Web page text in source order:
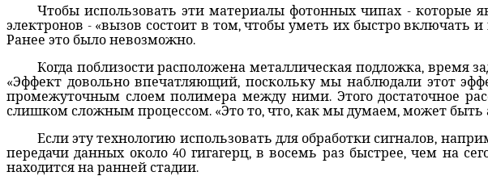
Чтобы использовать эти материалы фотонных чипах - которые
электронов - «вызов состоит в том, чтобы уметь их быстро включать и
Ранее это было невозможно.
Когда поблизости расположена металлическая подложка, время
«Эффект довольно впечатляющий, поскольку мы наблюдали этот
промежуточным слоем полимера между ними. Этого достаточное
слишком сложным процессом. «Это то, что, как мы думаем, может быть
Если эту технологию использовать для обработки сигналов,
передачи данных около 40 гигагерц, в восемь раз быстрее, чем на
находится на ранней стадии.